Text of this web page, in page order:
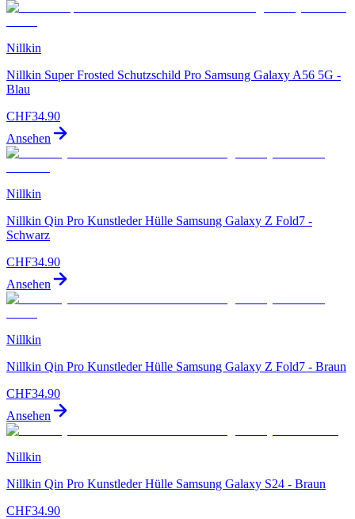
Nillkin
Nillkin Super Frosted Schutzschild Pro Samsung Galaxy A56 5G -
Blau
CHF34.90
Ansehen
Nillkin
Nillkin Qin Pro Kunstleder Hülle Samsung Galaxy Z Fold7 -
Schwarz
CHF34.90
Ansehen
Nillkin
Nillkin Qin Pro Kunstleder Hülle Samsung Galaxy Z Fold7 - Braun
CHF34.90
Ansehen
Nillkin
Nillkin Qin Pro Kunstleder Hülle Samsung Galaxy S24 - Braun
CHF34.90